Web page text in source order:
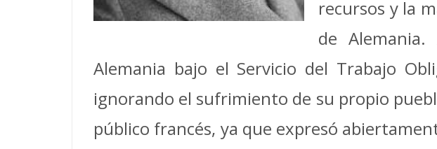
recursos y la
de
Alemania bajo el Servicio del Trabajo
ignorando el sufrimiento de su propio
público francés, ya que expresó